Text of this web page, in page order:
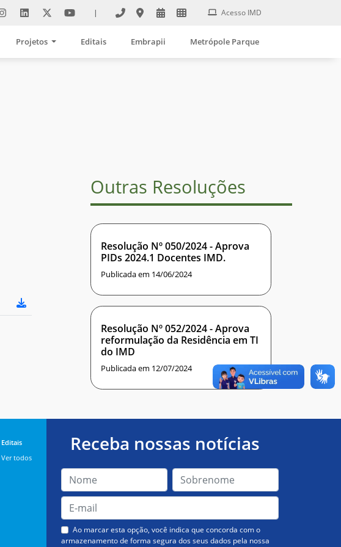
| Acesso IMD
Projetos Editais Embrapii Metrópole Parque
Outras Resoluções
Resolução Nº 050/2024 - Aprova
PIDs 2024.1 Docentes IMD.
Publicada em 14/06/2024
Resolução Nº 052/2024 - Aprova
reformulação da Residência em TI
do IMD
Publicada em 12/07/2024
Editais
Ver todos
Receba nossas notícias
Ao marcar esta opção, você indica que concorda com o
armazenamento de forma segura dos seus dados pela nossa